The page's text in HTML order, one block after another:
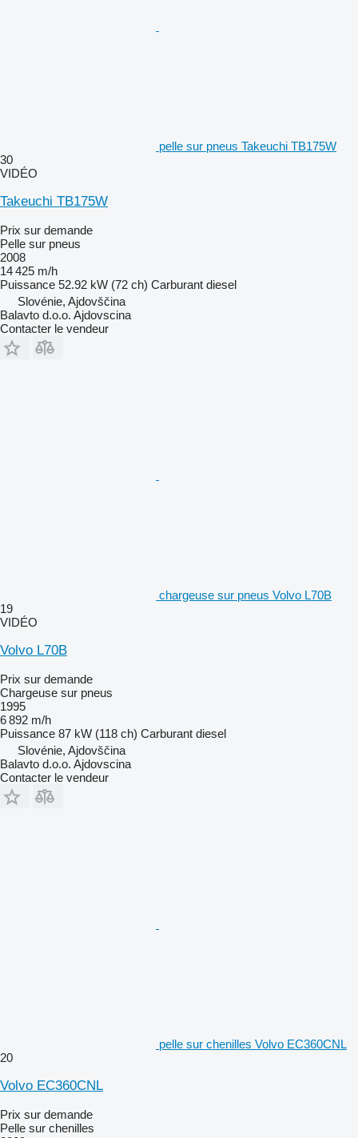
pelle sur pneus Takeuchi TB175W
30
VIDÉO
Takeuchi TB175W
Prix sur demande
Pelle sur pneus
2008
14 425 m/h
Puissance 52.92 kW (72 ch) Carburant diesel
Slovénie, Ajdovščina
Balavto d.o.o. Ajdovscina
Contacter le vendeur
chargeuse sur pneus Volvo L70B
19
VIDÉO
Volvo L70B
Prix sur demande
Chargeuse sur pneus
1995
6 892 m/h
Puissance 87 kW (118 ch) Carburant diesel
Slovénie, Ajdovščina
Balavto d.o.o. Ajdovscina
Contacter le vendeur
pelle sur chenilles Volvo EC360CNL
20
Volvo EC360CNL
Prix sur demande
Pelle sur chenilles